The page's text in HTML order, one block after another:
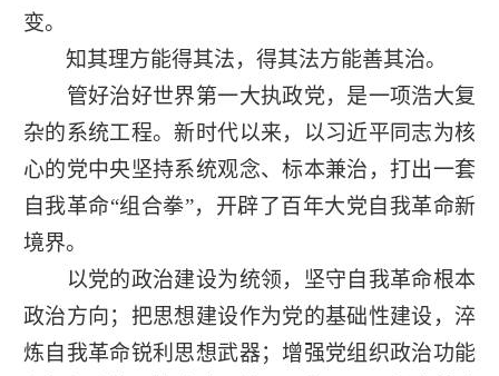
变。
知其理方能得其法，得其法方能善其治。
管好治好世界第一大执政党，是一项浩大复
杂的系统工程。新时代以来，以习近平同志为核
心的党中央坚持系统观念、标本兼治，打出一套
自我革命“组合拳”，开辟了百年大党自我革命新
境界。
以党的政治建设为统领，坚守自我革命根本
政治方向；把思想建设作为党的基础性建设，淬
炼自我革命锐利思想武器；增强党组织政治功能